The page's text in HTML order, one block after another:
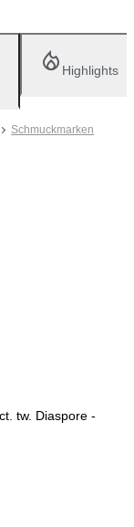
Highlights
Schmuckmarken